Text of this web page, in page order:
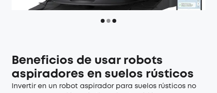
Beneficios de usar robots
aspiradores en suelos rústicos
Invertir en un robot aspirador para suelos rústicos no